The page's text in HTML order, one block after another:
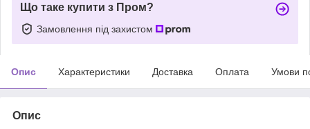
Що таке купити з Пром?
Замовлення під захистом
Опис Характеристики Доставка Оплата Умови
Опис